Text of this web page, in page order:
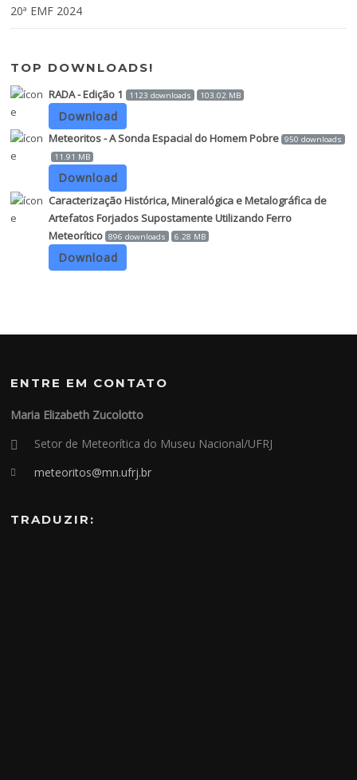
20ª EMF 2024
TOP DOWNLOADS!
RADA - Edição 1 1123 downloads 103.02 MB
Download
Meteoritos - A Sonda Espacial do Homem Pobre 950 downloads
11.91 MB
Download
Caracterização Histórica, Mineralógica e Metalográfica de
Artefatos Forjados Supostamente Utilizando Ferro
Meteorítico 896 downloads 6.28 MB
Download
ENTRE EM CONTATO
Maria Elizabeth Zucolotto
Setor de Meteorítica do Museu Nacional/UFRJ
meteoritos@mn.ufrj.br
TRADUZIR: